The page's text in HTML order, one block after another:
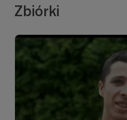
Zbiórki